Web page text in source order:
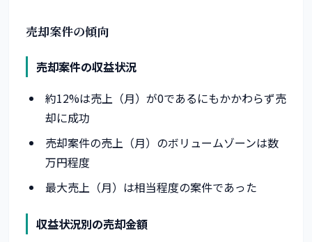
売却案件の傾向
売却案件の収益状況
約12%は売上（月）が0であるにもかかわらず売
却に成功
売却案件の売上（月）のボリュームゾーンは数
万円程度
最大売上（月）は相当程度の案件であった
収益状況別の売却金額